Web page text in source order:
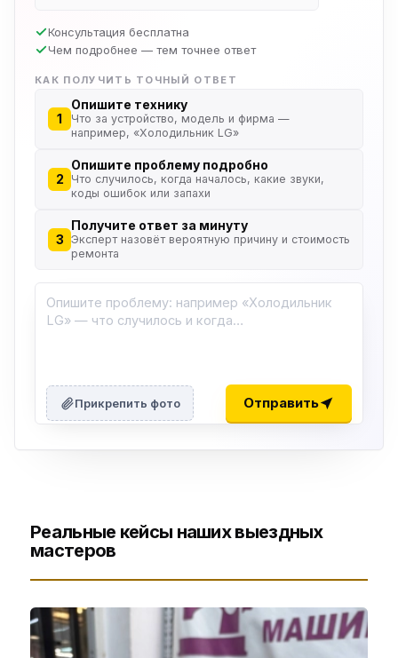
Консультация бесплатна
Чем подробнее — тем точнее ответ
КАК ПОЛУЧИТЬ ТОЧНЫЙ ОТВЕТ
1
Опишите технику
Что за устройство, модель и фирма —
например, «Холодильник LG»
2
Опишите проблему подробно
Что случилось, когда началось, какие звуки,
коды ошибок или запахи
3
Получите ответ за минуту
Эксперт назовёт вероятную причину и стоимость
ремонта
Прикрепить фото Отправить
Реальные кейсы наших выездных
мастеров